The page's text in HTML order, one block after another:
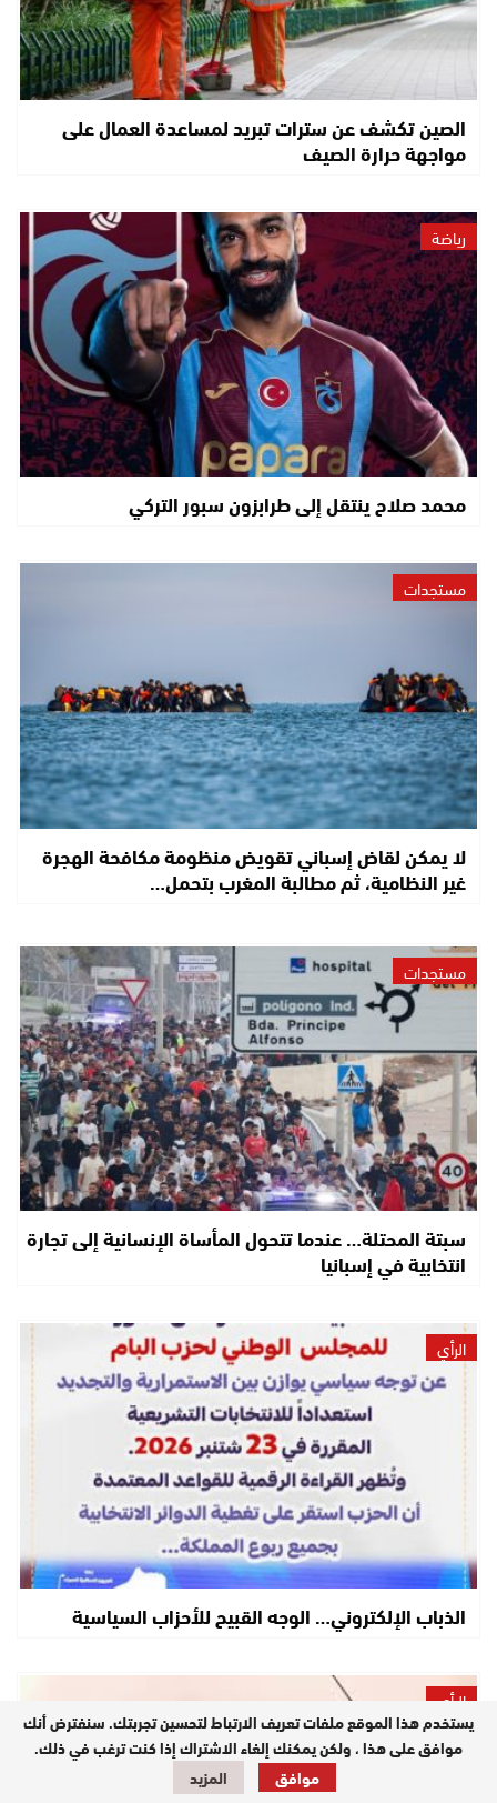
الصين تكشف عن سترات تبريد لمساعدة العمال على
مواجهة حرارة الصيف
رياضة
محمد صلاح ينتقل إلى طرابزون سبور التركي
مستجدات
لا يمكن لقاض إسباني تقويض منظومة مكافحة الهجرة
غير النظامية، ثم مطالبة المغرب بتحمل…
مستجدات
سبتة المحتلة… عندما تتحول المأساة الإنسانية إلى تجارة
انتخابية في إسبانيا
الرأي
الذباب الإلكتروني… الوجه القبيح للأحزاب السياسية
الرأي
يستخدم هذا الموقع ملفات تعريف الارتباط لتحسين تجربتك. سنفترض أنك
موافق على هذا ، ولكن يمكنك إلغاء الاشتراك إذا كنت ترغب في ذلك.
موافق
المزيد